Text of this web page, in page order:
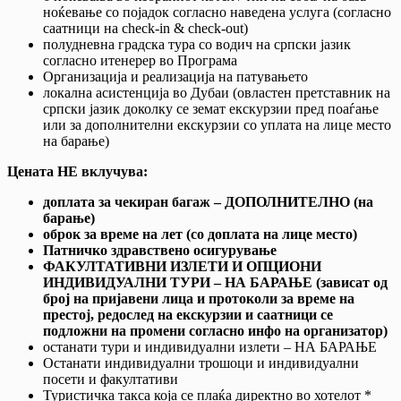
ноќевање со појадок согласно наведена услуга (согласно
саатници на check-in & check-out)
полудневна градска тура со водич на српски јазик
согласно итенерер во Програма
Организација и реализација на патувањето
локална асистенција во Дубаи (овластен претставник на
српски јазик доколку се земат екскурзии пред поаѓање
или за дополнителни екскурзии со уплата на лице место
на барање)
Цената НЕ вклучува:
доплата за чекиран багаж – ДОПОЛНИТЕЛНО (на
барање)
оброк за време на лет (со доплата на лице место)
Патничко здравствено осигурување
ФАКУЛТАТИВНИ ИЗЛЕТИ И ОПЦИОНИ
ИНДИВИДУАЛНИ ТУРИ – НА БАРАЊЕ (зависат од
број на пријавени лица и протоколи за време на
престој, редослед на екскурзии и саатници се
подложни на промени согласно инфо на организатор)
останати тури и индивидуални излети – НА БАРАЊЕ
Останати индивидуални трошоци и индивидуални
посети и факултативи
Туристичка такса која се плаќа директно во хотелот *